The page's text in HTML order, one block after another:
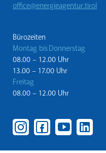
office@energieagentur.tirol
Bürozeiten
Montag bis Donnerstag
08.00 – 12.00 Uhr
13.00 – 17.00 Uhr
Freitag
08.00 – 12.00 Uhr